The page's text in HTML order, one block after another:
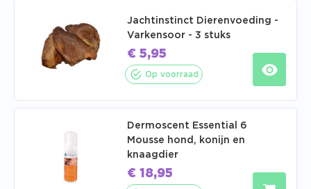
Jachtinstinct Dierenvoeding -
Varkensoor - 3 stuks
€ 5,95
Op voorraad
Dermoscent Essential 6
Mousse hond, konijn en
knaagdier
€ 18,95